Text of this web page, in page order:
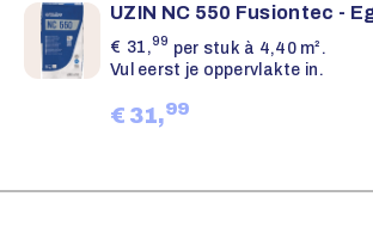
UZIN NC 550 Fusiontec -
€ 31,99 per stuk à 4,40 m².
Vul eerst je oppervlakte in.
€ 31,99